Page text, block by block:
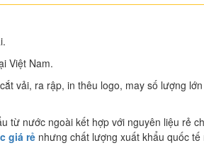
Việt Nam.
vải, ra rập, in thêu logo, may số lượng
từ nước ngoài kết hợp với nguyên liệu rẻ
giá rẻ nhưng chất lượng xuất khẩu quốc tế